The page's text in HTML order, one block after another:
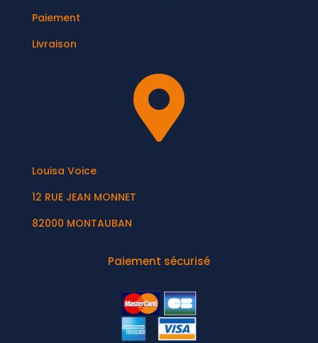
Paiement
Livraison

Louisa Voice
12 RUE JEAN MONNET
82000 MONTAUBAN
Paiement sécurisé